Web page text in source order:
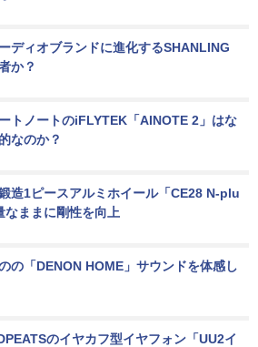
ディオブランドに進化するSHANLING
か？
トノートのiFLYTEK「AINOTE 2」はな
なのか？
造1ピースアルミホイール「CE28 N-plu
なままに剛性を向上
の「DENON HOME」サウンドを体感し
のイヤカフ型イヤフォン「UU2イ